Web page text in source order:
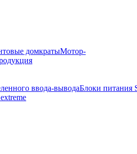
домкратыМотор-
ввода-выводаБлоки питания